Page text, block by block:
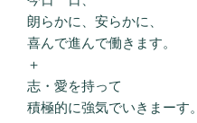
朗らかに、安らかに、
喜んで進んで働きます。
＋
志・愛を持って
積極的に強気でいきまーす。